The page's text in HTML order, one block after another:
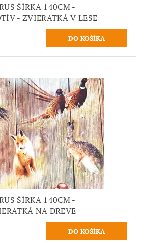
ŠÍRKA 140CM -
- ZVIERATKÁ V LESE
ŠÍRKA 140CM -
NA DREVE